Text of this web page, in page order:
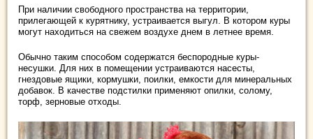
При наличии свободного пространства на территории,
прилегающей к курятнику, устраивается выгул. В котором куры
могут находиться на свежем воздухе днем в летнее время.
Обычно таким способом содержатся беспородные куры-
несушки. Для них в помещении устраиваются насесты,
гнездовые ящики, кормушки, поилки, емкости для минеральных
добавок. В качестве подстилки применяют опилки, солому,
торф, зерновые отходы.